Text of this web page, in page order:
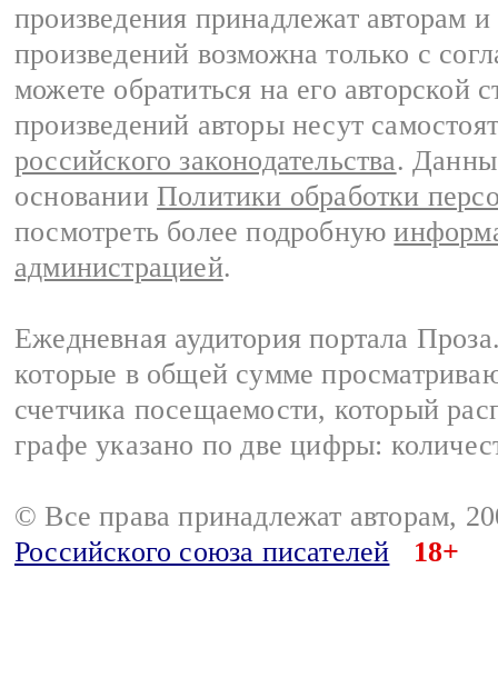
произведения принадлежат авторам
произведений возможна только с
можете обратиться на его авторской
произведений авторы несут
российского законодательства.
основании Политики обработки
посмотреть более подробную
администрацией.
Ежедневная аудитория портала
которые в общей сумме
счетчика посещаемости, который
графе указано по две цифры:
© Все права принадлежат авторам,
Российского союза писателей
18+